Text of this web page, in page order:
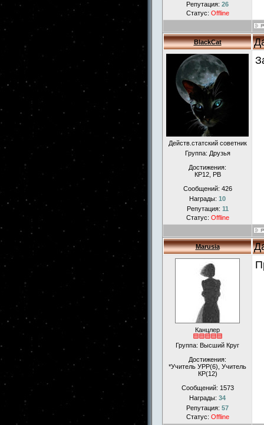
Репутация: 26
Статус: Offline
BlackCat
Действ.статский советник
Группа: Друзья
Достижения:
КР12, РВ
Сообщений: 426
Награды: 10
Репутация: 11
Статус: Offline
Marusia
Канцлер
Группа: Высший Круг
Достижения:
*Учитель УРР(6), Учитель
КР(12)
Сообщений: 1573
Награды: 34
Репутация: 57
Статус: Offline